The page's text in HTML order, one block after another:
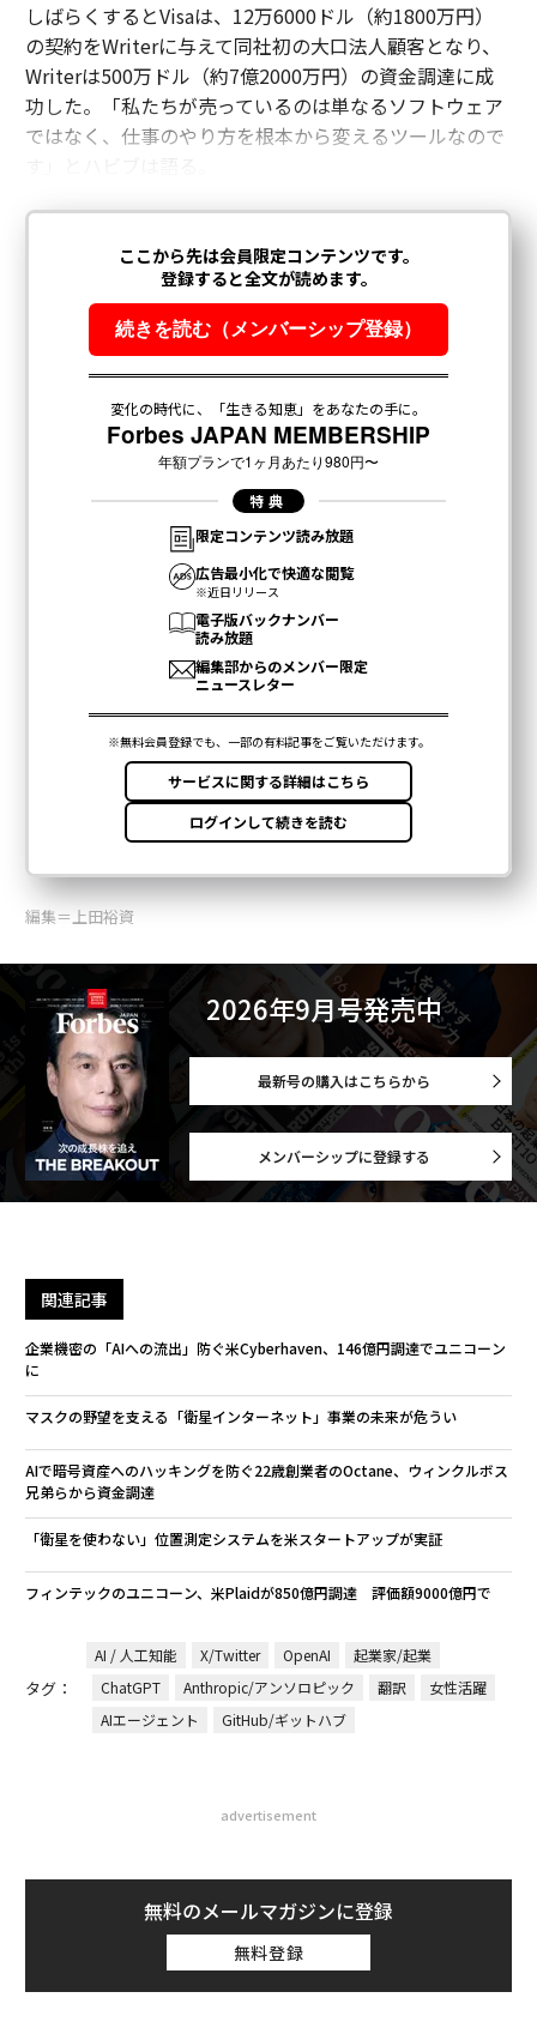
しばらくするとVisaは、12万6000ドル（約1800万円）
の契約をWriterに与えて同社初の大口法人顧客となり、
Writerは500万ドル（約7億2000万円）の資金調達に成
功した。「私たちが売っているのは単なるソフトウェア
ではなく、仕事のやり方を根本から変えるツールなので
編集＝上田裕資
2026年9月号発売中
最新号の購入はこちらから
メンバーシップに登録する
関連記事
企業機密の「AIへの流出」防ぐ米Cyberhaven、146億円調達でユニコーン
に
マスクの野望を支える「衛星インターネット」事業の未来が危うい
AIで暗号資産へのハッキングを防ぐ22歳創業者のOctane、ウィンクルボス
兄弟らから資金調達
「衛星を使わない」位置測定システムを米スタートアップが実証
フィンテックのユニコーン、米Plaidが850億円調達 評価額9000億円で
タグ：
AI / 人工知能 X/Twitter OpenAI
起業家/起業
ChatGPT
Anthropic/アンソロピック 翻訳
女性活躍
AIエージェント
GitHub/ギットハブ
advertisement
無料のメールマガジンに登録
無料登録